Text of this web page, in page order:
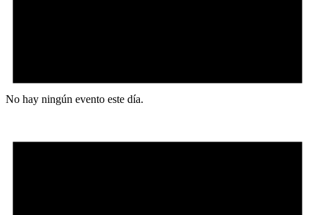
No hay ningún evento este día.